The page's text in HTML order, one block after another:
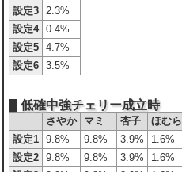
設定3
2.3%
設定4
0.4%
設定5
4.7%
設定6
3.5%
低確中強チェリー成立時
さやか マミ 杏子
ほむら
設定1
9.8% 9.8% 3.9%
1.6%
設定2
9.8% 9.8% 3.9%
1.6%